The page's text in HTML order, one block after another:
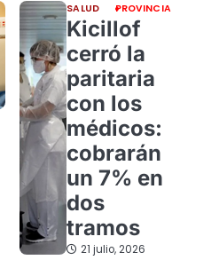
SALUD PROVINCIA
Kicillof
cerró la
paritaria
con los
médicos:
cobrarán
un 7% en
dos
tramos
21 julio, 2026